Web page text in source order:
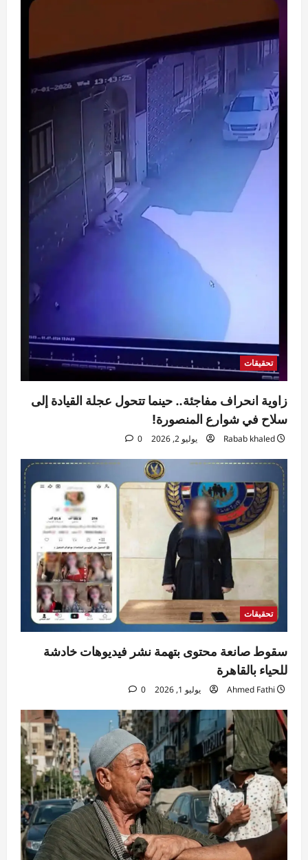
تحقيقات
زاوية انحراف مفاجئة.. حينما تتحول عجلة القيادة إلى
سلاح في شوارع المنصورة!
Rabab khaled يوليو 2, 2026 0
تحقيقات
سقوط صانعة محتوى بتهمة نشر فيديوهات خادشة
للحياء بالقاهرة
Ahmed Fathi يوليو 1, 2026 0